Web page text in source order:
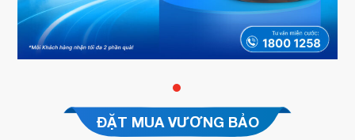
ĐẶT MUA VƯƠNG BẢO